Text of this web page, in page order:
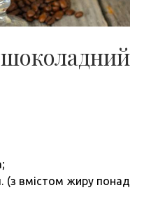
(з вмістом жиру понад